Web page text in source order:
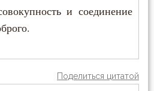
и соединение
Поделиться цитатой